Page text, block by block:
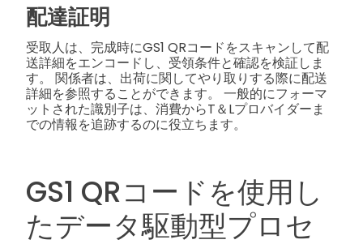
配達証明
受取人は、完成時にGS1 QRコードをスキャンして配
送詳細をエンコードし、受領条件と確認を検証しま
す。 関係者は、出荷に関してやり取りする際に配送
詳細を参照することができます。 一般的にフォーマ
ットされた識別子は、消費からT＆Lプロバイダーま
での情報を追跡するのに役立ちます。
GS1 QRコードを使用し
たデータ駆動型プロセ